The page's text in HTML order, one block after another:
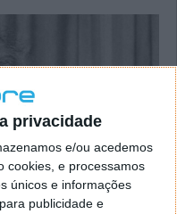
privacidade
e/ou acedemos
cookies, e processamos
únicos e informações
publicidade e